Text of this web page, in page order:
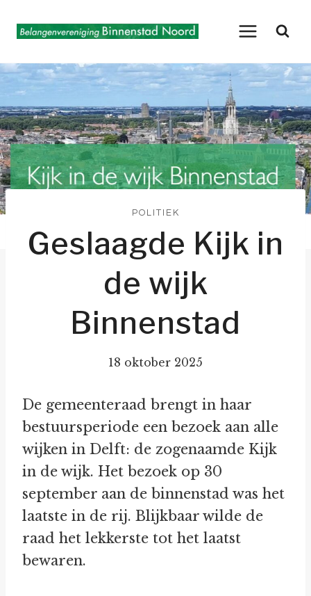
naar
POLITIEK
Geslaagde Kijk in
de wijk
Binnenstad
18 oktober 2025
De gemeenteraad brengt in haar
bestuursperiode een bezoek aan alle
wijken in Delft: de zogenaamde Kijk
in de wijk. Het bezoek op 30
september aan de binnenstad was het
laatste in de rij. Blijkbaar wilde de
raad het lekkerste tot het laatst
bewaren.